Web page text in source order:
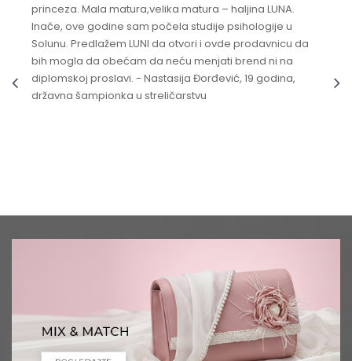
princeza. Mala matura,velika matura – haljina LUNA.
Inače, ove godine sam počela studije psihologije u
Solunu. Predlažem LUNI da otvori i ovde prodavnicu da
bih mogla da obećam da neću menjati brend ni na
diplomskoj proslavi. - Nastasija Đorđević, 19 godina,
državna šampionka u streličarstvu